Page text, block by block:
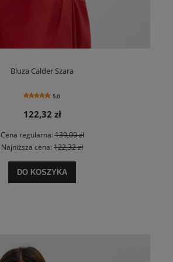
Bluza Calder Szara
5.0
122,32 zł
Cena regularna:139,00 zł
Najniższa cena: 122,32 zł
DO KOSZYKA